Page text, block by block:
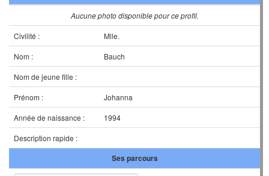
Aucune photo disponible pour ce profil.
Civilité :
Mlle.
Nom :
Bauch
Nom de jeune fille :
Prénom :
Johanna
Année de naissance :
1994
Description rapide :
Ses parcours